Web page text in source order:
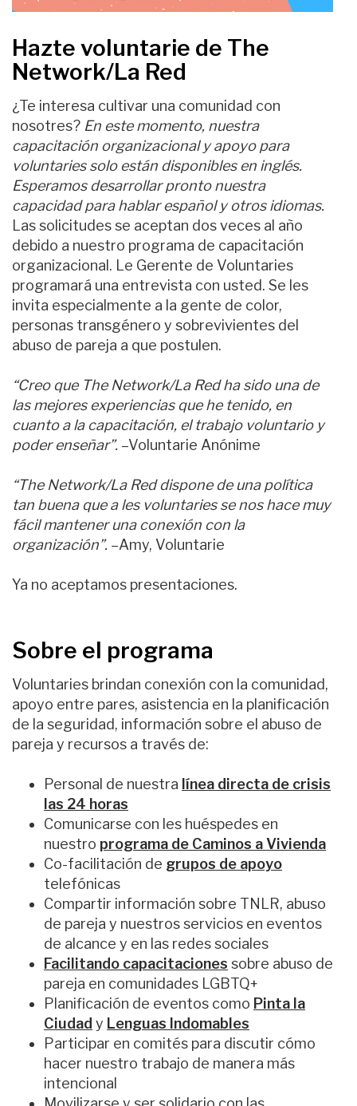
Hazte voluntarie de The
Network/La Red
¿Te interesa cultivar una comunidad con
nosotres? En este momento, nuestra
capacitación organizacional y apoyo para
voluntaries solo están disponibles en inglés.
Esperamos desarrollar pronto nuestra
capacidad para hablar español y otros idiomas.
Las solicitudes se aceptan dos veces al año
debido a nuestro programa de capacitación
organizacional. Le Gerente de Voluntaries
programará una entrevista con usted. Se les
invita especialmente a la gente de color,
personas transgénero y sobrevivientes del
abuso de pareja a que postulen.
“Creo que The Network/La Red ha sido una de
las mejores experiencias que he tenido, en
cuanto a la capacitación, el trabajo voluntario y
poder enseñar”. –Voluntarie Anónime
“The Network/La Red dispone de una política
tan buena que a les voluntaries se nos hace muy
fácil mantener una conexión con la
organización”. –Amy, Voluntarie
Ya no aceptamos presentaciones.
Sobre el programa
Voluntaries brindan conexión con la comunidad,
apoyo entre pares, asistencia en la planificación
de la seguridad, información sobre el abuso de
pareja y recursos a través de:
Personal de nuestra línea directa de crisis
las 24 horas
Comunicarse con les huéspedes en
nuestro programa de Caminos a Vivienda
Co-facilitación de grupos de apoyo
telefónicas
Compartir información sobre TNLR, abuso
de pareja y nuestros servicios en eventos
de alcance y en las redes sociales
Facilitando capacitaciones sobre abuso de
pareja en comunidades LGBTQ+
Planificación de eventos como Pinta la
Ciudad y Lenguas Indomables
Participar en comités para discutir cómo
hacer nuestro trabajo de manera más
intencional